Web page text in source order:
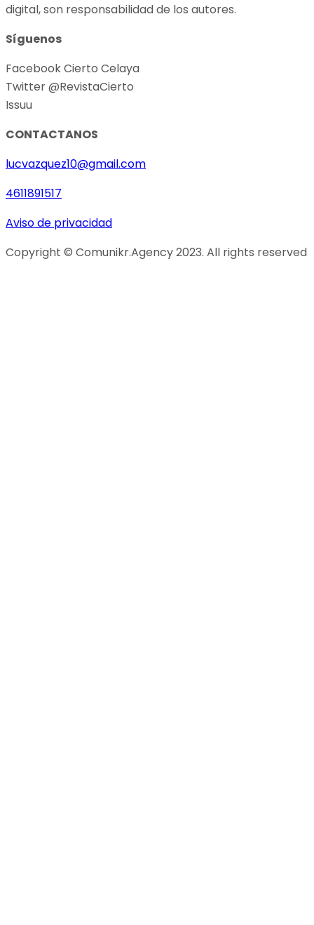
digital, son responsabilidad de los autores.
Síguenos
Facebook Cierto Celaya
Twitter @RevistaCierto
Issuu
CONTACTANOS
lucvazquez10@gmail.com
4611891517
Aviso de privacidad
Copyright © Comunikr.Agency 2023. All rights reserved